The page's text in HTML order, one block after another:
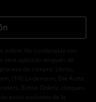
online. No combinable con
será aplicado después de
de compra. Libros,
(Till) Lindemann, Die Ärzte,
Böhse Onkelz, cheques-
están excluidos de la